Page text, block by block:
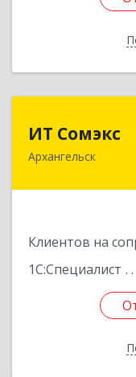
ИТ Сомэкс
Архангельск
Клиентов на
1С:Специалист
163001,